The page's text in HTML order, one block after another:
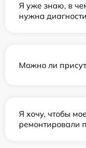
Я уже знаю, в
нужна
Можно ли
Я хочу, чтобы
ремонтировали